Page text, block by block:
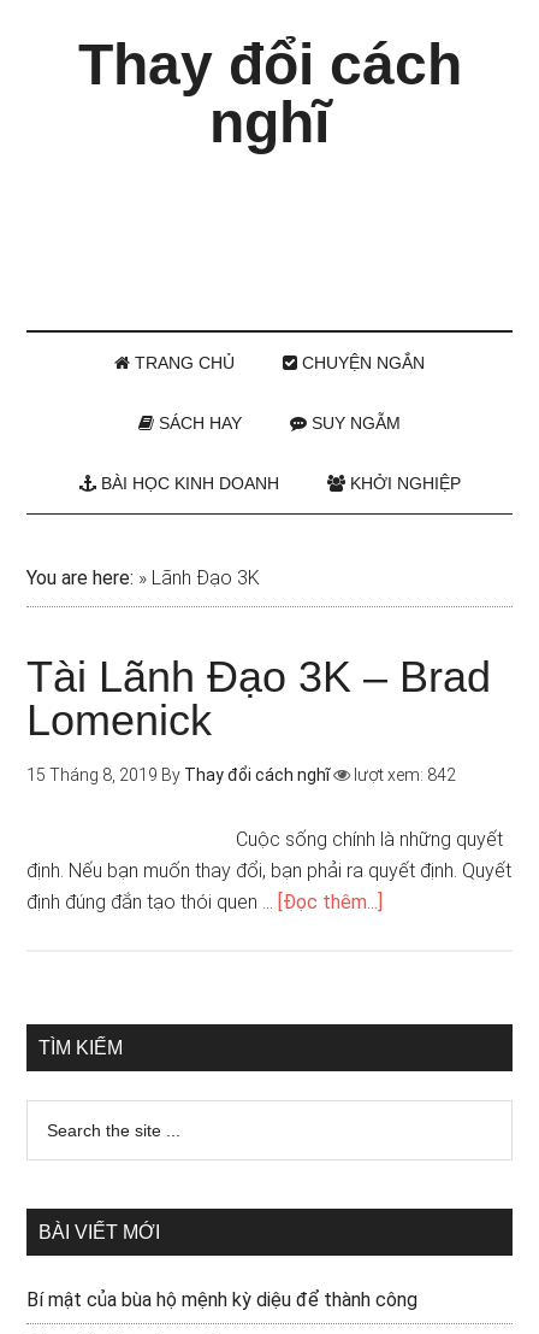
Thay đổi cách
nghĩ
TRANG CHỦ CHUYỆN NGẮN
SÁCH HAY SUY NGẪM
BÀI HỌC KINH DOANH KHỞI NGHIỆP
You are here: » Lãnh Đạo 3K
Tài Lãnh Đạo 3K – Brad
Lomenick
15 Tháng 8, 2019 By Thay đổi cách nghĩ lượt xem: 842
Cuộc sống chính là những quyết
định. Nếu bạn muốn thay đổi, bạn phải ra quyết định. Quyết
định đúng đắn tạo thói quen … [Đọc thêm...]
TÌM KIẾM
BÀI VIẾT MỚI
Bí mật của bùa hộ mệnh kỳ diệu để thành công